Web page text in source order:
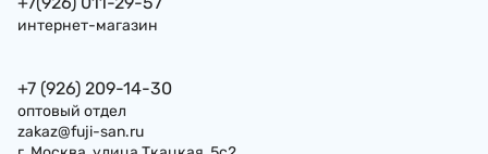
интернет-магазин
+7 (926) 209-14-30
оптовый отдел
zakaz@fuji-san.ru